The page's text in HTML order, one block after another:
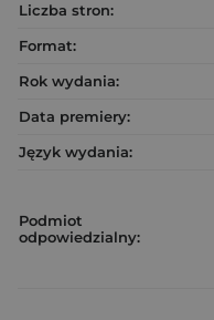
Liczba stron:
Format:
Rok wydania:
Data premiery:
Język wydania:
Podmiot
odpowiedzialny: